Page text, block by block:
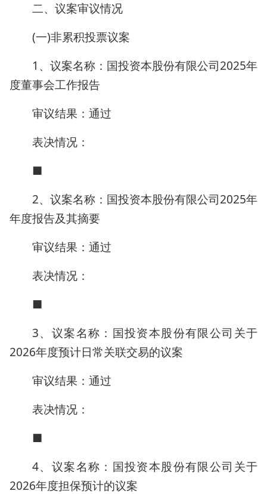
二、议案审议情况
(一)非累积投票议案
1、议案名称：国投资本股份有限公司2025年
度董事会工作报告
审议结果：通过
表决情况：
■
2、议案名称：国投资本股份有限公司2025年
年度报告及其摘要
审议结果：通过
表决情况：
■
3、议案名称：国投资本股份有限公司关于
2026年度预计日常关联交易的议案
审议结果：通过
表决情况：
■
4、议案名称：国投资本股份有限公司关于
2026年度担保预计的议案